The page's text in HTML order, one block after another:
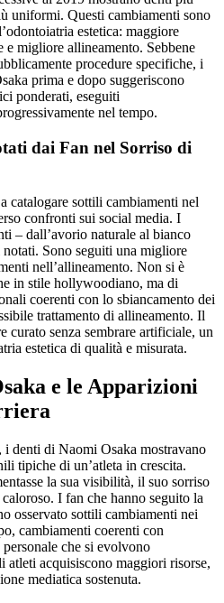
uniformi. Questi cambiamenti sono
estetica: maggiore
e migliore allineamento. Sebbene
procedure specifiche, i
prima e dopo suggeriscono
ponderati, eseguiti
nel tempo.
dai Fan nel Sorriso di
catalogare sottili cambiamenti nel
confronti sui social media. I
– dall’avorio naturale al bianco
Sono seguiti una migliore
nell’allineamento. Non si è
in stile hollywoodiano, ma di
coerenti con lo sbiancamento dei
trattamento di allineamento. Il
curato senza sembrare artificiale, un
estetica di qualità e misurata.
e le Apparizioni
denti di Naomi Osaka mostravano
tipiche di un’atleta in crescita.
la sua visibilità, il suo sorriso
I fan che hanno seguito la
osservato sottili cambiamenti nei
cambiamenti coerenti con
che si evolvono
atleti acquisiscono maggiori risorse,
mediatica sostenuta.